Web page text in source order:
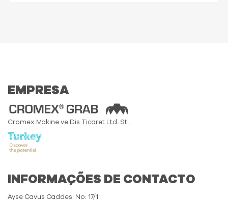
EMPRESA
Cromex Makine ve Dis Ticaret Ltd. Sti.
INFORMAÇÕES DE CONTACTO
Ayse Cavus Caddesi No: 17/1